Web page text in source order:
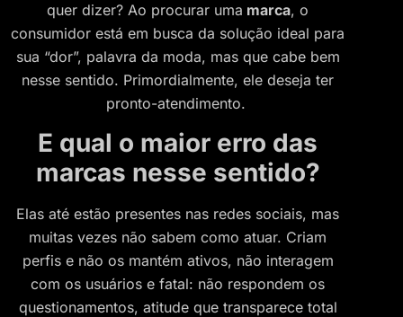
quer dizer? Ao procurar uma marca, o
consumidor está em busca da solução ideal para
sua “dor”, palavra da moda, mas que cabe bem
nesse sentido. Primordialmente, ele deseja ter
pronto-atendimento.
E qual o maior erro das
marcas nesse sentido?
Elas até estão presentes nas redes sociais, mas
muitas vezes não sabem como atuar. Criam
perfis e não os mantém ativos, não interagem
com os usuários e fatal: não respondem os
questionamentos, atitude que transparece total